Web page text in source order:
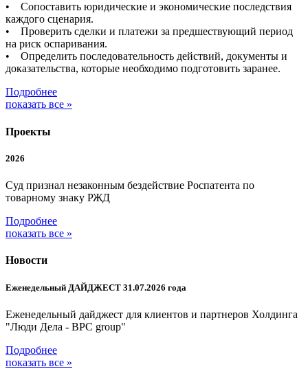
• Сопоставить юридические и экономические последствия
каждого сценария.
• Проверить сделки и платежи за предшествующий период
на риск оспаривания.
• Определить последовательность действий, документы и
доказательства, которые необходимо подготовить заранее.
Подробнее
показать все »
Проекты
2026
Суд признал незаконным бездействие Роспатента по
товарному знаку РЖД
Подробнее
показать все »
Новости
Еженедельный ДАЙДЖЕСТ 31.07.2026 года
Еженедельный дайджест для клиентов и партнеров Холдинга
"Люди Дела - BPC group"
Подробнее
показать все »